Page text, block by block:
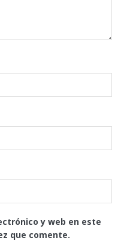
y web en este
que comente.